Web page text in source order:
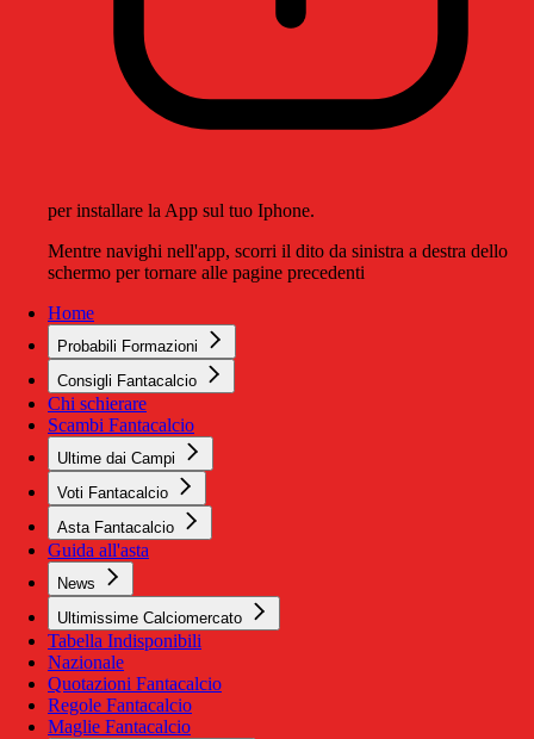
per installare la App sul tuo Iphone.
Mentre navighi nell'app, scorri il dito da sinistra a destra dello
schermo per tornare alle pagine precedenti
Home
Probabili Formazioni
Consigli Fantacalcio
Chi schierare
Scambi Fantacalcio
Ultime dai Campi
Voti Fantacalcio
Asta Fantacalcio
Guida all'asta
News
Ultimissime Calciomercato
Tabella Indisponibili
Nazionale
Quotazioni Fantacalcio
Regole Fantacalcio
Maglie Fantacalcio